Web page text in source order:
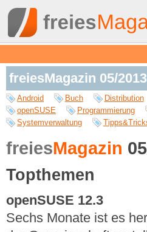
freiesMagazin 05/2013
Android Buch Distribution
openSUSE
Programmierung
Systemverwaltung
freiesMagazin
Topthemen
openSUSE 12.3
Sechs Monate ist es